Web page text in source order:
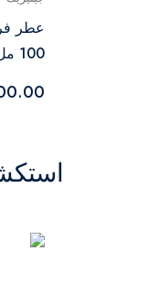
عطر
100 مل